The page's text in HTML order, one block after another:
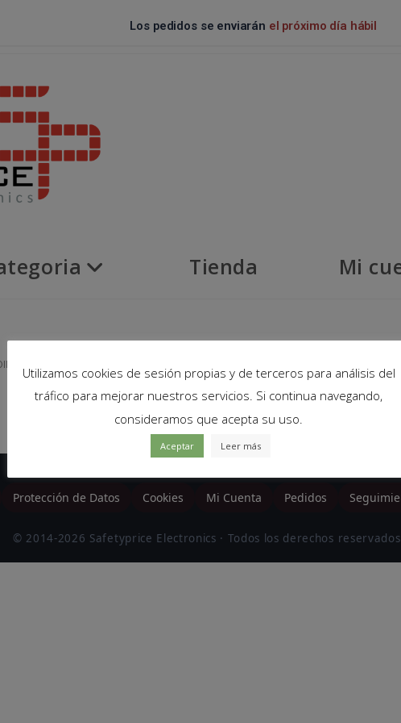
Los pedidos se enviarán el próximo día hábil
Tienda Mi
CON TU SELECCIÓN.
Utilizamos cookies de sesión propias y de terceros para análisis del
tráfico para mejorar nuestros servicios. Si continua navegando,
consideramos que acepta su uso.
Aceptar Leer más
Protección de Datos Cookies Mi Cuenta Pedidos
© 2014-2026 Safetyprice Electronics · Todos los derechos